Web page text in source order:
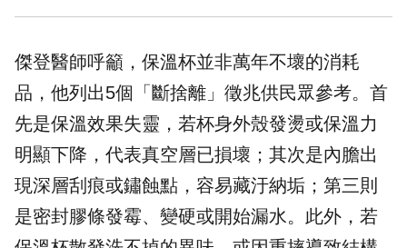
傑登醫師呼籲，保溫杯並非萬年不壞的消耗
品，他列出5個「斷捨離」徵兆供民眾參考。首
先是保溫效果失靈，若杯身外殼發燙或保溫力
明顯下降，代表真空層已損壞；其次是內膽出
現深層刮痕或鏽蝕點，容易藏汙納垢；第三則
是密封膠條發霉、變硬或開始漏水。此外，若